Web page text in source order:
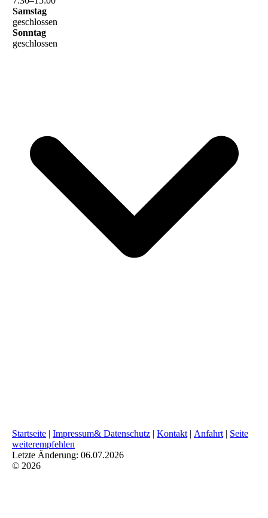
Samstag
geschlossen
Sonntag
geschlossen
Startseite | Impressum& Datenschutz | Kontakt | Anfahrt | Seite
weiterempfehlen
Letzte Änderung: 06.07.2026
© 2026